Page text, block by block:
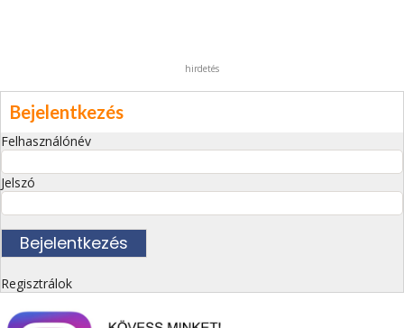
hirdetés
Bejelentkezés
Felhasználónév
Jelszó
Regisztrálok